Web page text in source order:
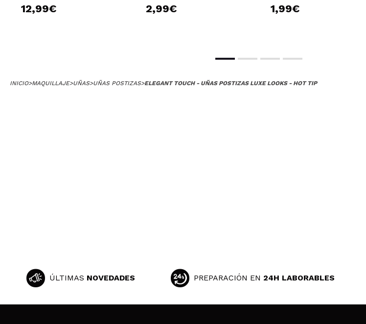
12,99€ 2,99€ 1,99€
INICIO>MAQUILLAJE>UÑAS>UÑAS POSTIZAS>ELEGANT TOUCH - UÑAS POSTIZAS LUXE LOOKS - HOT TIP
ÚLTIMAS NOVEDADES PREPARACIÓN EN 24H LABORABLES